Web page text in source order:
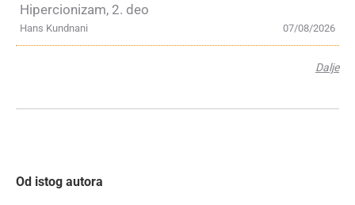
Hipercionizam, 2. deo
07/08/2026
Hans Kundnani
Dalje
Od istog autora